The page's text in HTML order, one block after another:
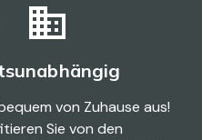
business
von Zuhause aus!
Sie von den